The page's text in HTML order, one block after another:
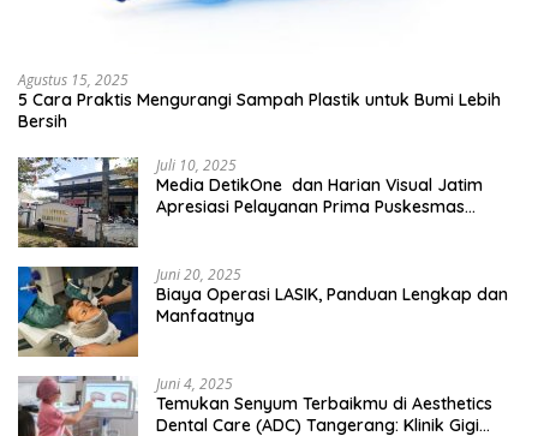
Agustus 15, 2025
5 Cara Praktis Mengurangi Sampah Plastik untuk Bumi Lebih
Bersih
Juli 10, 2025
Media DetikOne dan Harian Visual Jatim
Apresiasi Pelayanan Prima Puskesmas
Juni 20, 2025
Biaya Operasi LASIK, Panduan Lengkap dan
Manfaatnya
Juni 4, 2025
Temukan Senyum Terbaikmu di Aesthetics
Dental Care (ADC) Tangerang: Klinik Gigi